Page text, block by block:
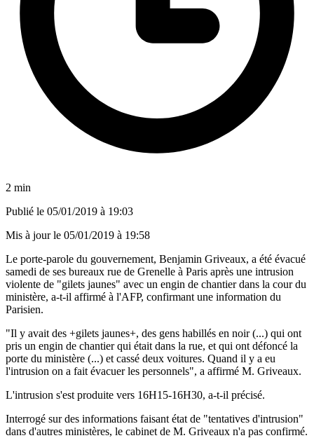
2 min
Publié le 05/01/2019 à 19:03
Mis à jour le 05/01/2019 à 19:58
Le porte-parole du gouvernement, Benjamin Griveaux, a été évacué
samedi de ses bureaux rue de Grenelle à Paris après une intrusion
violente de "gilets jaunes" avec un engin de chantier dans la cour du
ministère, a-t-il affirmé à l'AFP, confirmant une information du
Parisien.
"Il y avait des +gilets jaunes+, des gens habillés en noir (...) qui ont
pris un engin de chantier qui était dans la rue, et qui ont défoncé la
porte du ministère (...) et cassé deux voitures. Quand il y a eu
l'intrusion on a fait évacuer les personnels", a affirmé M. Griveaux.
L'intrusion s'est produite vers 16H15-16H30, a-t-il précisé.
Interrogé sur des informations faisant état de "tentatives d'intrusion"
dans d'autres ministères, le cabinet de M. Griveaux n'a pas confirmé.